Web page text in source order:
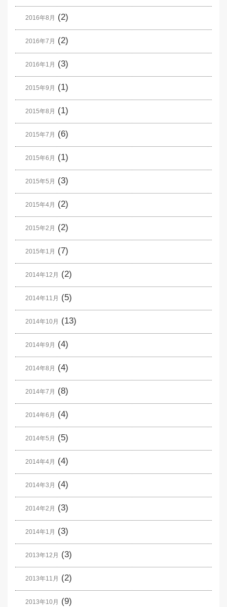
2016年8月 (2)
2016年7月 (2)
2016年1月 (3)
2015年9月 (1)
2015年8月 (1)
2015年7月 (6)
2015年6月 (1)
2015年5月 (3)
2015年4月 (2)
2015年2月 (2)
2015年1月 (7)
2014年12月 (2)
2014年11月 (5)
2014年10月 (13)
2014年9月 (4)
2014年8月 (4)
2014年7月 (8)
2014年6月 (4)
2014年5月 (5)
2014年4月 (4)
2014年3月 (4)
2014年2月 (3)
2014年1月 (3)
2013年12月 (3)
2013年11月 (2)
2013年10月 (9)